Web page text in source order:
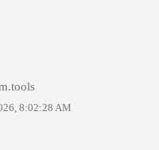
8:02:28 AM